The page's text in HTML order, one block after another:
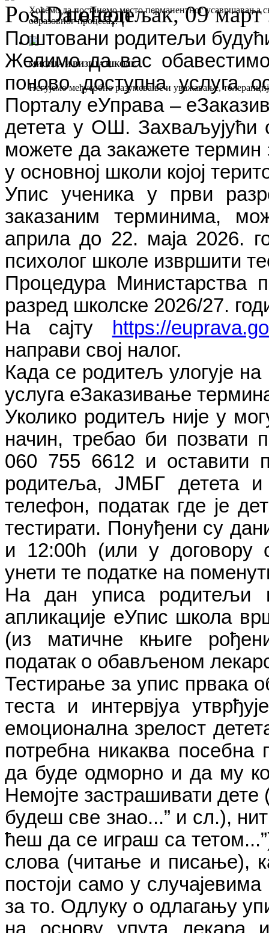
Хоћемо да постанемо место перманентног усавршавања
образовног процеса...
МИСИЈА И ВИЗИЈА ШКОЛЕ
Негујемо међусобно разумевање и уважавање,
понедељак, 09
Поштовани родитељи
Желимо да вас
поново доступна услуга
Порталу еУправа –
детета у ОШ. Захваљујући
можете да закажете
у основној школи којој
Упис ученика у први
заказаним терминима,
априла до 22. маја 2026.
психолог школе извршити
Процедура Министарства
разред школске 2026/27.
На сајту
https://
направи свој налог.
Када се родитељ улогује
услуга еЗаказивање
Уколико родитељ није у
начин, требао би позвати
060 755 6612 и оставити
родитеља, ЈМБГ детета и
телефон, податак где је
тестирати. Понуђени су
и 12:00h (или у договору
унети те податке на
На дан уписа родитељи
апликације еУпис школа
(из матичне књиге
податак о обављеном
Тестирање за упис првака
теста и интервјуа
емоционална зрелост
потребна никаква
да буде одморно и да му
Немојте застрашивати
будеш све знао...” и сл.),
ћеш да се играш са
слова (читање и писање),
постоји само у
за то. Одлуку о одлагању